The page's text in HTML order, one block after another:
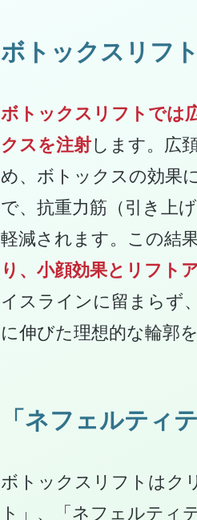
ボトックスリフ
ボトックスリフトでは
クスを注射します。広
め、ボトックスの効果
で、抗重力筋（引き上
軽減されます。この結果
り、小顔効果とリフト
イスラインに留まらず
に伸びた理想的な輪郭
「ネフェルティ
ボトックスリフトはク
ト」、「ネフェルティ